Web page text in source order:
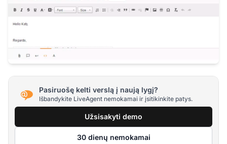
Pasiruošę kelti verslą į naują lygį?
Išbandykite LiveAgent nemokamai ir įsitikinkite patys.
Užsisakyti demo
30 dienų nemokamai